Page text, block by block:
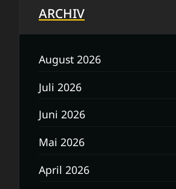
ARCHIV
August 2026
Juli 2026
Juni 2026
Mai 2026
April 2026